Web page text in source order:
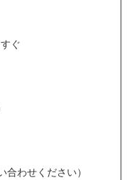
ぐ
わせください）